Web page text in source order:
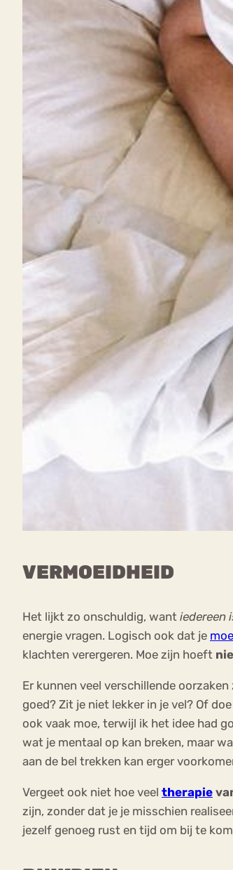
VERMOEIDHEID
Het lijkt zo onschuldig, want iedereen
energie vragen. Logisch ook dat je moe
klachten verergeren. Moe zijn hoeft
Er kunnen veel verschillende
goed? Zit je niet lekker in je vel? Of
ook vaak moe, terwijl ik het idee had
wat je mentaal op kan breken, maar
aan de bel trekken kan erger
Vergeet ook niet hoe veel therapie
zijn, zonder dat je je misschien
jezelf genoeg rust en tijd om bij te